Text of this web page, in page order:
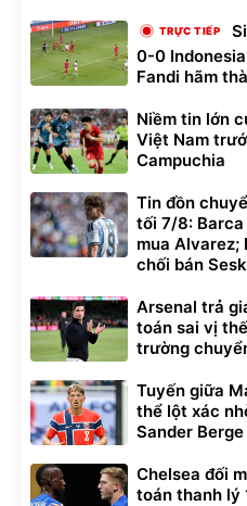
Singapore
0-0
Fandi hãm
Niềm tin lớn
Việt Nam
Campuchia
Tin đồn
tối 7/8: Barca
mua Alvarez;
chối bán
Arsenal trả
toán sai vị
trường
Tuyến giữa
thể lột xác
Sander Berge
Chelsea đối
toán thanh lý